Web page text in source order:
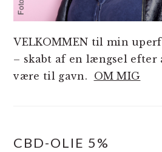
VELKOMMEN til min
– skabt af en længsel
være til gavn. OM MIG
CBD-OLIE 5%